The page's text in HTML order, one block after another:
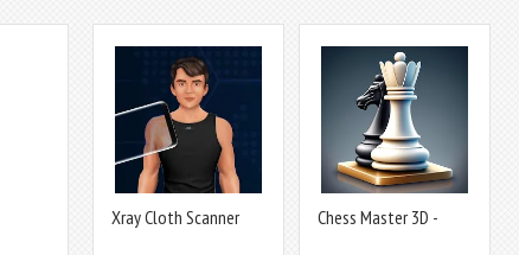
Xray Cloth Scanner
Chess Master 3D -